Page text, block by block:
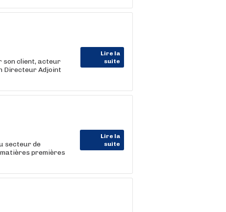
Lire la
suite
son client, acteur
Directeur Adjoint
Lire la
suite
secteur de
premières